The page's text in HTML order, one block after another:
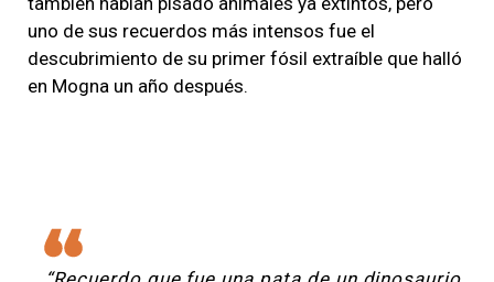
uno de sus recuerdos más intensos fue el
descubrimiento de su primer fósil extraíble que halló
en Mogna un año después.